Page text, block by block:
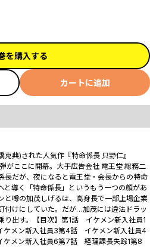
を購入する
カートに追加
典)された人気作『特命係長 只野仁』
がここに開幕。大手広告会社 電王堂 総務二
長だが、夜になると電王堂・会長からの特命
と導く「特命係長」というもう一つの顔があ
と噂の加茂しげるは、高身長で一部上場企業
付けにしていた。だが…加茂には違法ドラッ
り出す。【目次】第1話 イケメン新入社員1
メン新入社員3第4話 イケメン新入社員4
メン新入社員6第7話 経理課長失踪1第8